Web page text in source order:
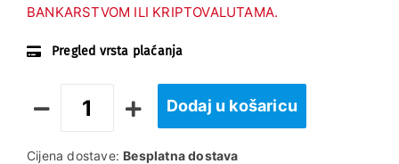
BANKARSTVOM ILI KRIPTOVALUTAMA.
Pregled vrsta plaćanja
Dodaj u košaricu
Cijena dostave: Besplatna dostava